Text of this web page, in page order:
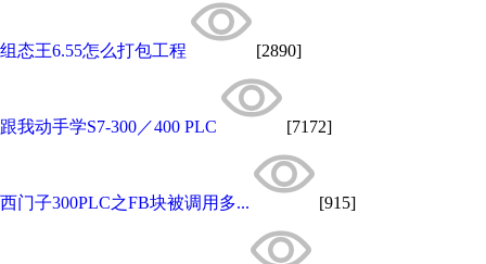
组态王6.55怎么打包工程 [2890]
跟我动手学S7-300／400 PLC [7172]
西门子300PLC之FB块被调用多... [915]